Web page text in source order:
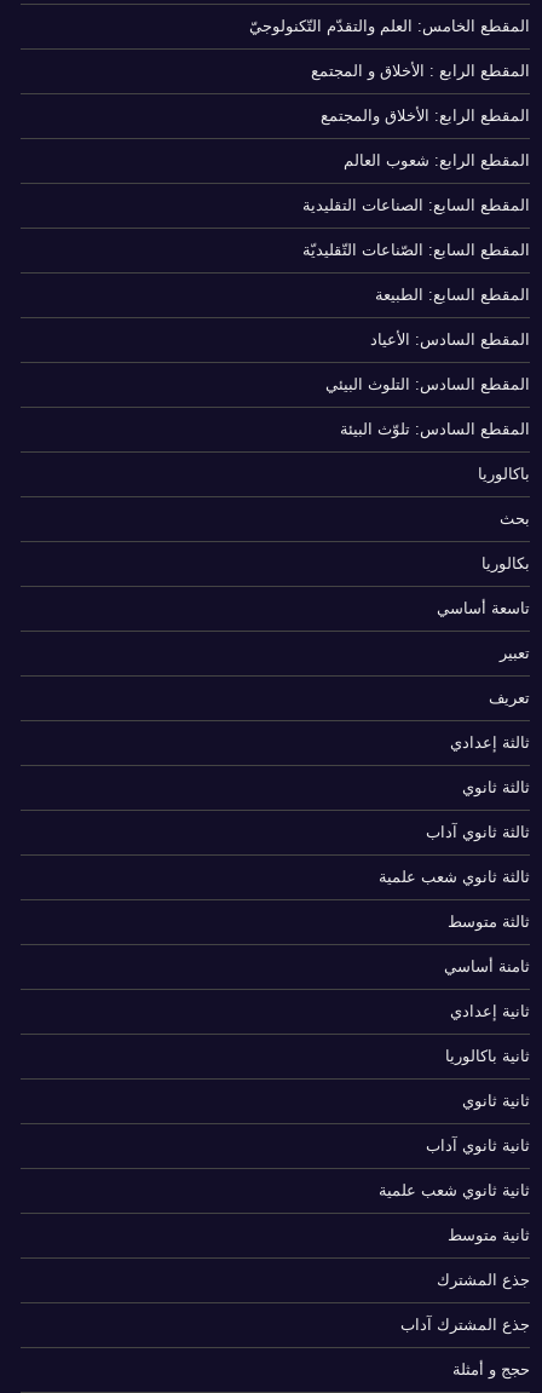
المقطع الخامس: العلم والتقدّم التّكنولوجيّ
المقطع الرابع : الأخلاق و المجتمع
المقطع الرابع: الأخلاق والمجتمع
المقطع الرابع: شعوب العالم
المقطع السابع: الصناعات التقليدية
المقطع السابع: الصّناعات التّقليديّة
المقطع السابع: الطبيعة
المقطع السادس: الأعياد
المقطع السادس: التلوث البيئي
المقطع السادس: تلوّث البيئة
باكالوريا
بحث
بكالوريا
تاسعة أساسي
تعبير
تعريف
ثالثة إعدادي
ثالثة ثانوي
ثالثة ثانوي آداب
ثالثة ثانوي شعب علمية
ثالثة متوسط
ثامنة أساسي
ثانية إعدادي
ثانية باكالوريا
ثانية ثانوي
ثانية ثانوي آداب
ثانية ثانوي شعب علمية
ثانية متوسط
جذع المشترك
جذع المشترك آداب
حجج و أمثلة